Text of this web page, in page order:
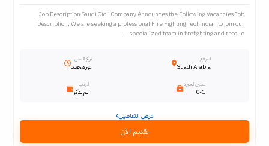
Job Description Saudi Cicli Company Announces the Following Vacancies Job
Description: We are seeking a professional Fire Fighting Technician to join our
specialized team in firefighting and rescue....
الموقع
Suadi Arabia
نوع العمل
غير محدد
سنين الخبرة
0-1
الراتب
لم يذكر
عرض التفاصيل
تقديم الآن